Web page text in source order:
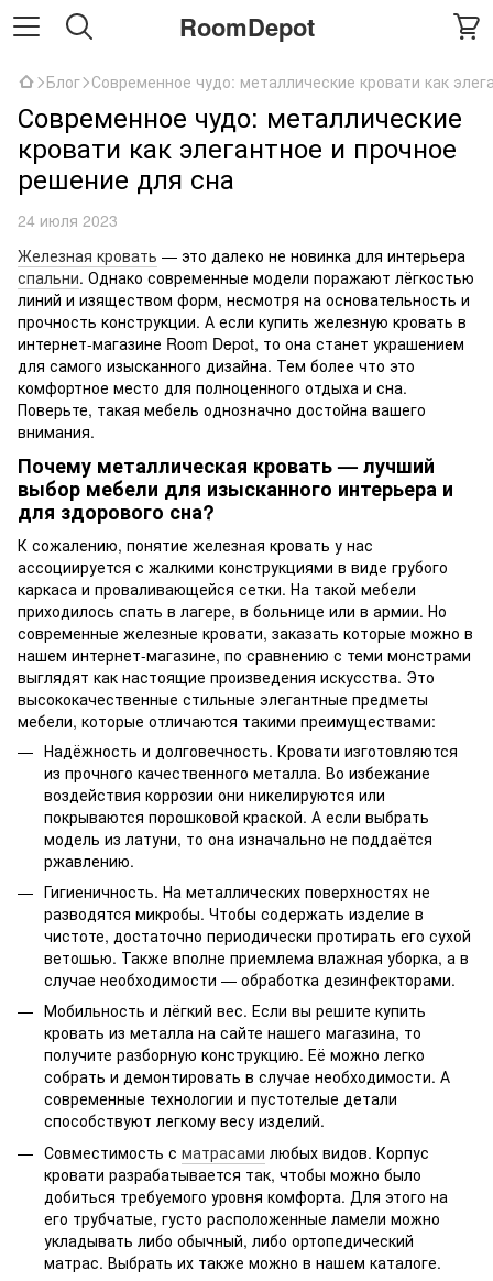
RoomDepot
Блог Современное чудо: металлические кровати как
Современное чудо: металлические
кровати как элегантное и прочное
решение для сна
24 июля 2023
Железная кровать — это далеко не новинка для интерьера
спальни. Однако современные модели поражают лёгкостью
линий и изяществом форм, несмотря на основательность и
прочность конструкции. А если купить железную кровать в
интернет-магазине Room Depot, то она станет украшением
для самого изысканного дизайна. Тем более что это
комфортное место для полноценного отдыха и сна.
Поверьте, такая мебель однозначно достойна вашего
внимания.
Почему металлическая кровать — лучший
выбор мебели для изысканного интерьера и
для здорового сна?
К сожалению, понятие железная кровать у нас
ассоциируется с жалкими конструкциями в виде грубого
каркаса и проваливающейся сетки. На такой мебели
приходилось спать в лагере, в больнице или в армии. Но
современные железные кровати, заказать которые можно в
нашем интернет-магазине, по сравнению с теми монстрами
выглядят как настоящие произведения искусства. Это
высококачественные стильные элегантные предметы
мебели, которые отличаются такими преимуществами:
Надёжность и долговечность. Кровати изготовляются
из прочного качественного металла. Во избежание
воздействия коррозии они никелируются или
покрываются порошковой краской. А если выбрать
модель из латуни, то она изначально не поддаётся
ржавлению.
Гигиеничность. На металлических поверхностях не
разводятся микробы. Чтобы содержать изделие в
чистоте, достаточно периодически протирать его сухой
ветошью. Также вполне приемлема влажная уборка, а в
случае необходимости — обработка дезинфекторами.
Мобильность и лёгкий вес. Если вы решите купить
кровать из металла на сайте нашего магазина, то
получите разборную конструкцию. Её можно легко
собрать и демонтировать в случае необходимости. А
современные технологии и пустотелые детали
способствуют легкому весу изделий.
Совместимость с матрасами любых видов. Корпус
кровати разрабатывается так, чтобы можно было
добиться требуемого уровня комфорта. Для этого на
его трубчатые, густо расположенные ламели можно
укладывать либо обычный, либо ортопедический
матрас. Выбрать их также можно в нашем каталоге.